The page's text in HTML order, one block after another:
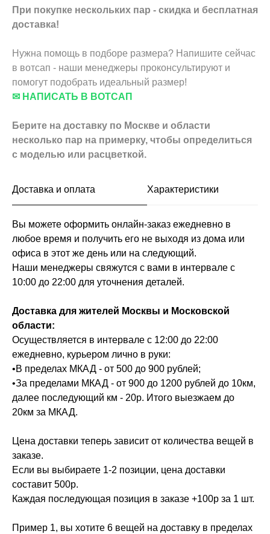
При покупке нескольких пар - скидка и бесплатная
доставка!
Нужна помощь в подборе размера? Напишите сейчас
в вотсап - наши менеджеры проконсультируют и
помогут подобрать идеальный размер!
✉ НАПИСАТЬ В ВОТСАП
Берите на доставку по Москве и области
несколько пар на примерку, чтобы определиться
с моделью или расцветкой.
Доставка и оплата Характеристики
Вы можете оформить онлайн-заказ ежедневно в
любое время и получить его не выходя из дома или
офиса в этот же день или на следующий.
Наши менеджеры свяжутся с вами в интервале с
10:00 до 22:00 для уточнения деталей.
Доставка для жителей Москвы и Московской
области:
Осуществляется в интервале с 12:00 до 22:00
ежедневно, курьером лично в руки:
•В пределах МКАД - от 500 до 900 рублей;
•За пределами МКАД - от 900 до 1200 рублей до 10км,
далее последующий км - 20р. Итого выезжаем до
20км за МКАД.
Цена доставки теперь зависит от количества вещей в
заказе.
Если вы выбираете 1-2 позиции, цена доставки
составит 500р.
Каждая последующая позиция в заказе +100р за 1 шт.
Пример 1, вы хотите 6 вещей на доставку в пределах